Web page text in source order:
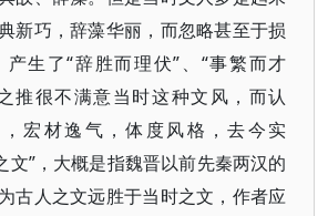
新巧，辞藻华丽，而忽略甚至于损
生了“辞胜而理伏”、“事繁而才
推很不满意当时这种文风，而认
宏材逸气，体度风格，去今实
文”，大概是指魏晋以前先秦两汉的
古人之文远胜于当时之文，作者应